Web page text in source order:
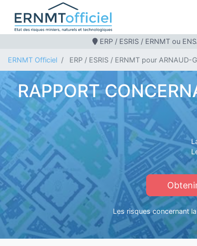
ERP / ESRIS / ERNMT ou
ERNMT Officiel ERP / ESRIS / ERNMT pour ARNAUD-
RAPPORT
Les risques concernant